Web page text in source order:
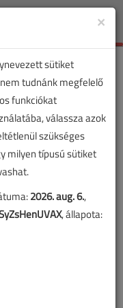
Toggle
×
sütiket
tudnánk megfelelő
funkciókat
válassza azok
szükséges
milyen típusú sütiket
2026. aug. 6.,
, állapota: